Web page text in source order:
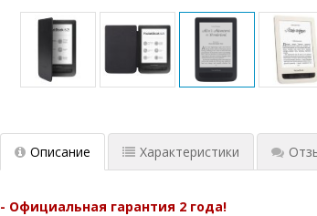
Описание Характеристики
- Официальная гарантия 2 года!